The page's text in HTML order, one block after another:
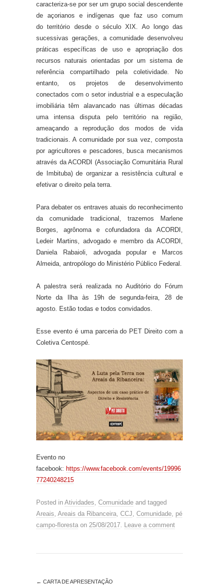
caracteriza-se por ser um grupo social descendente
de açorianos e indígenas que faz uso comum
do território desde o século XIX. Ao longo das
sucessivas gerações, a comunidade desenvolveu
práticas específicas de uso e apropriação dos
recursos naturais orientadas por um sistema de
referência compartilhado pela coletividade. No
entanto, os projetos de desenvolvimento
conectados com o setor industrial e a especulação
imobiliária têm alavancado nas últimas décadas
uma intensa disputa pelo território na região,
ameaçando a reprodução dos modos de vida
tradicionais. A comunidade por sua vez, composta
por agricultores e pescadores, busca mecanismos
através da ACORDI (Associação Comunitária Rural
de Imbituba) de organizar a resistência cultural e
efetivar o direito pela terra.
Para debater os entraves atuais do reconhecimento
da comunidade tradicional, trazemos Marlene
Borges, agrônoma e cofundadora da ACORDI,
Ledeir Martins, advogado e membro da ACORDI,
Daniela Rabaioli, advogada popular e Marcos
Almeida, antropólogo do Ministério Público Federal.
A palestra será realizada no Auditório do Fórum
Norte da Ilha às 19h de segunda-feira, 28 de
agosto. Estão todas e todos convidados.
Esse evento é uma parceria do PET Direito com a
Coletiva Centospé.
Evento no
facebook: https://www.facebook.com/events/19996
77240248215
Posted in Atividades Comunidade and tagged
Areais Areais da Ribanceira CCJ Comunidade pé
campo-floresta on 25/08/2017 Leave a comment
← CARTA DE APRESENTAÇÃO